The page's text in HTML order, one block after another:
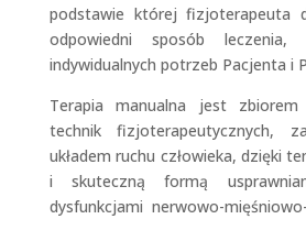
podstawie której fizjoterapeuta
odpowiedni sposób leczenia,
indywidualnych potrzeb Pacjenta i
Terapia manualna jest
technik fizjoterapeutycznych,
układem ruchu człowieka, dzięki
i skuteczną formą
dysfunkcjami nerwowo-